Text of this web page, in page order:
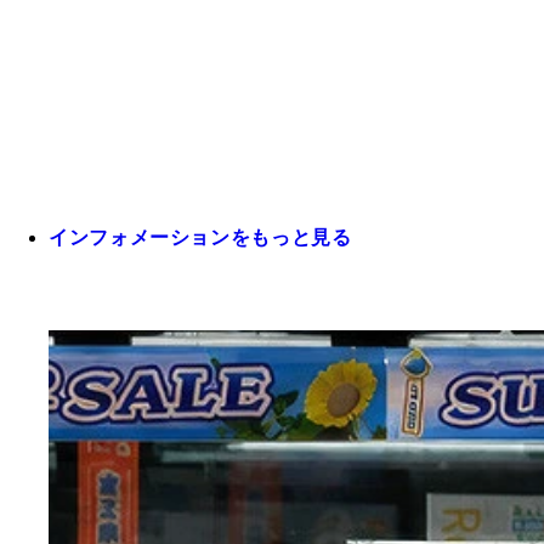
インフォメーションをもっと見る